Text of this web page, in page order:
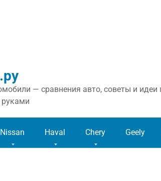
— сравнения авто, советы и идеи
Nissan Haval Chery Geely